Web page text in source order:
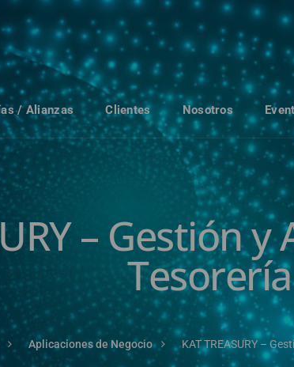
/ Alianzas Clientes Nosotros
– Gestión
Tesorería
Aplicaciones de Negocio KAT TREASURY –